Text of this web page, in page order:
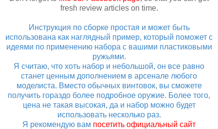
fresh review articles on time.
Инструкция по сборке простая и может быть
использована как наглядный пример, который поможет с
идеями по применению набора с вашими пластиковыми
ружьями.
Я считаю, что хоть набор и небольшой, он все равно
станет ценным дополнением в арсенале любого
моделиста. Вместо обычных винтовок, вы сможете
получить гораздо более подробное оружие. Более того,
цена не такая высокая, да и набор можно будет
использовать несколько раз.
Я рекомендую вам посетить официальный сайт